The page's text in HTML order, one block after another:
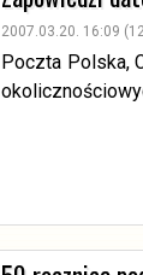
2007.03.20. 16:09
Poczta Polska,